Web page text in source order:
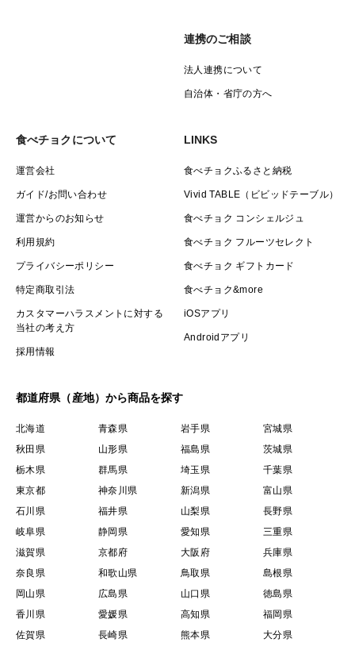
連携のご相談
法人連携について
自治体・省庁の方へ
食べチョクについて
運営会社
ガイド/お問い合わせ
運営からのお知らせ
利用規約
プライバシーポリシー
特定商取引法
カスタマーハラスメントに対する
当社の考え方
採用情報
LINKS
食べチョクふるさと納税
Vivid TABLE（ビビッドテーブル）
食べチョク コンシェルジュ
食べチョク フルーツセレクト
食べチョク ギフトカード
食べチョク&more
iOSアプリ
Androidアプリ
都道府県（産地）から商品を探す
北海道 青森県 岩手県
宮城県
秋田県
山形県 福島県
茨城県
栃木県
群馬県 埼玉県
千葉県
東京都
神奈川県 新潟県
富山県
石川県
福井県 山梨県
長野県
岐阜県
静岡県 愛知県
三重県
滋賀県
京都府 大阪府
兵庫県
奈良県
和歌山県 鳥取県
島根県
岡山県
広島県 山口県
徳島県
香川県
愛媛県 高知県
福岡県
佐賀県
長崎県 熊本県 大分県